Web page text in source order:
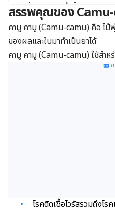
ข้อควรระวังและคำเตือน
คามู คามู (Camu-camu) ปลอดภัยแ
ข้อควรระวังและคำเตือนพิเศษ
ผลข้างเคียง
ปฏิกิริยาต่อยา
ขนาดของยา
คามู คามู (Camu-camu) มีจำหน่ายใ
สรรพคุณของ
คามู คามู (Camu-camu) คือ ไ
ของผลและใบมาทำเป็นยาได้
คามู คามู (Camu-camu) ใช้สำห
โ
โรคติดเชื้อไวรัสรวมถึงโ